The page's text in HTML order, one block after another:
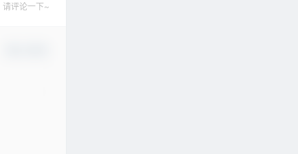
请评论一下~